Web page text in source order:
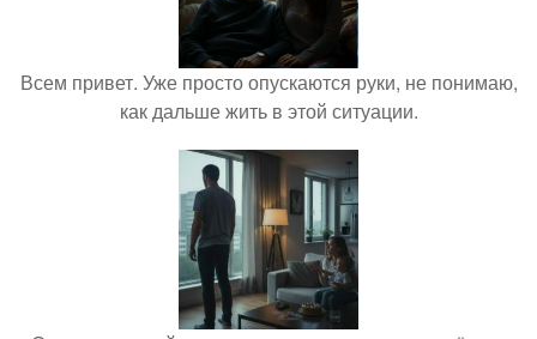
Всем привет. Уже просто опускаются руки, не понимаю,
как дальше жить в этой ситуации.